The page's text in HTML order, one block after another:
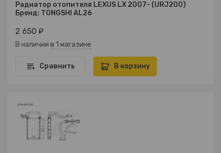
Радиатор отопителя LEXUS LX 2007- (URJ200)
Бренд: TONGSHI AL26
2 650 ₽
В наличии в 1 магазине
Сравнить В корзину